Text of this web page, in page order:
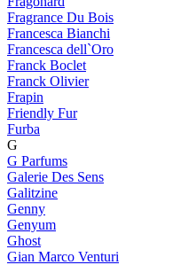
Fragrance Du Bois
Francesca Bianchi
Francesca dell`Oro
Franck Boclet
Franck Olivier
Frapin
Friendly Fur
Furba
G
G Parfums
Galerie Des Sens
Galitzine
Genny
Genyum
Ghost
Gian Marco Venturi